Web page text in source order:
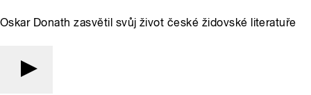
Oskar Donath zasvětil svůj život české židovské literatuře